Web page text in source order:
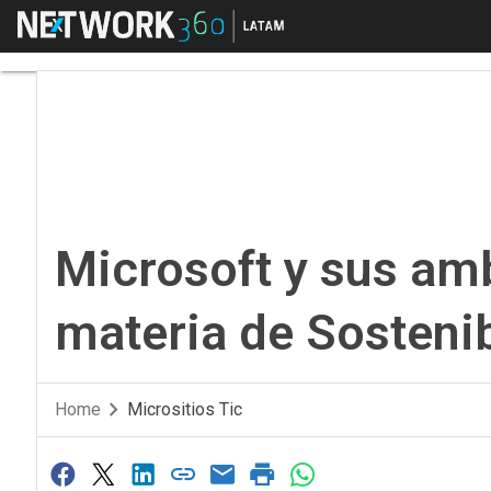
Menú
Microsoft y sus
materia de
Home Micrositios Tic